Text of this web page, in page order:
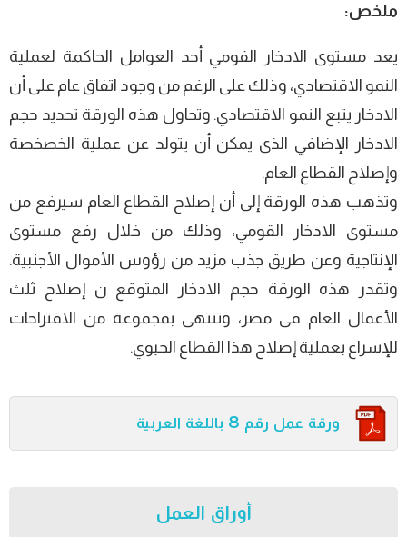
ملخص:
يعد مستوى الادخار القومي أحد العوامل الحاكمة لعملية
النمو الاقتصادي، وذلك على الرغم من وجود اتفاق عام على أن
الادخار يتبع النمو الاقتصادي. وتحاول هذه الورقة تحديد حجم
الادخار الإضافي الذى يمكن أن يتولد عن عملية الخصخصة
وإصلاح القطاع العام.
وتذهب هذه الورقة إلى أن إصلاح القطاع العام سيرفع من
مستوى الادخار القومي، وذلك من خلال رفع مستوى
الإنتاجية وعن طريق جذب مزيد من رؤوس الأموال الأجنبية.
وتقدر هذه الورقة حجم الادخار المتوقع ن إصلاح ثلث
الأعمال العام فى مصر، وتنتهى بمجموعة من الاقتراحات
للإسراع بعملية إصلاح هذا القطاع الحيوي.
ورقة عمل رقم 8 باللغة العربية
أوراق العمل